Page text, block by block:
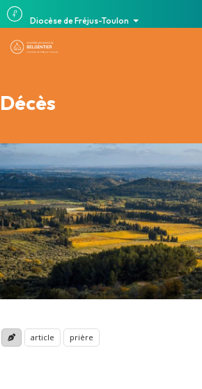
Diocèse de Fréjus-Toulon
Décès
article prière